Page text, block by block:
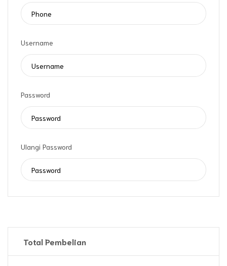
Username
Password
Ulangi Password
Total Pembelian